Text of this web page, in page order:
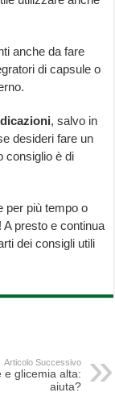
anche da fare
di capsule o
, salvo in
desideri fare un
consiglio è di
per più tempo o
A presto e continua
dei consigli utili
Articolo Successivo
e glicemia alta:
aiuta?